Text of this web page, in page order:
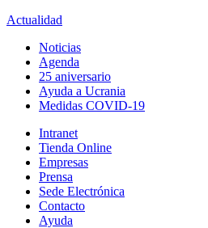
Actualidad
Noticias
Agenda
25 aniversario
Ayuda a Ucrania
Medidas COVID-19
Intranet
Tienda Online
Empresas
Prensa
Sede Electrónica
Contacto
Ayuda